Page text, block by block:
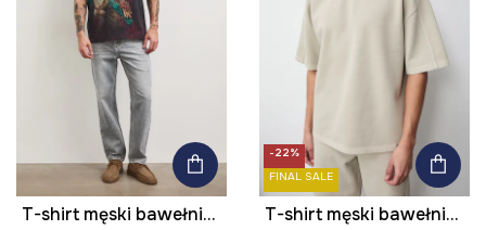
T-shirt męski bawełniany
-22%
FINAL SALE
T-shirt męski bawełniany